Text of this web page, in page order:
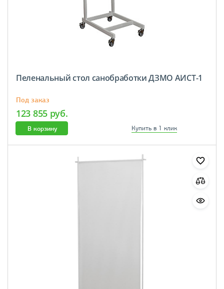
Пеленальный стол санобработки ДЗМО АИСТ-1
Под заказ
123 855 руб.
В корзину Купить в 1 клик